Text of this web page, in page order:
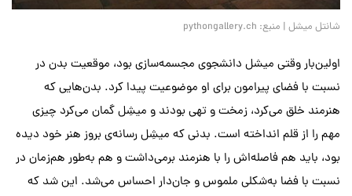
شانتل میشل | منبع: pythongallery.ch
اولین‌بار وقتی میشل دانشجوی مجسمه‌سازی بود، موقعیت بدن در
نسبت با فضای پیرامون برای او موضوعیت پیدا کرد. بدن‌هایی که
هنرمند خلق می‌کرد، زمخت و تهی بودند و میشِل گمان می‌کرد چیزی
مهم را از قلم انداخته است. بدنی که میشِل رسانه‌ی بروز هنر خود دیده
بود، باید هم فاصله‌اش را با هنرمند برمی‌داشت و هم به‌طور هم‌زمان در
نسبت با فضا به‌شکلی ملموس و جان‌دار احساس می‌شد. این شد که